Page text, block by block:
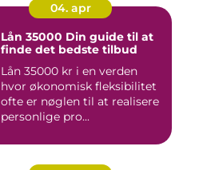
04. apr
Lån 35000 Din guide til at
finde det bedste tilbud
Lån 35000 kr i en verden
hvor økonomisk fleksibilitet
ofte er nøglen til at realisere
personlige pro...